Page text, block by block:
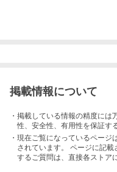
掲載情報について
・掲載している情報の精度に
性、安全性、有用性を保証す
・現在ご覧になっているページ
されています。 ページに記載
するご質問は、直接各ストア